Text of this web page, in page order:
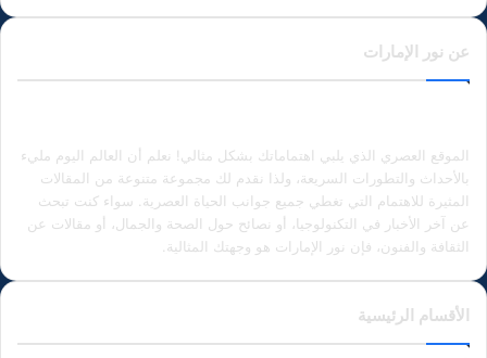
عن نور الإمارات
الموقع العصري الذي يلبي اهتماماتك بشكل مثالي! نعلم أن العالم اليوم مليء
بالأحداث والتطورات السريعة، ولذا نقدم لك مجموعة متنوعة من المقالات
المثيرة للاهتمام التي تغطي جميع جوانب الحياة العصرية. سواء كنت تبحث
عن آخر الأخبار في التكنولوجيا، أو نصائح حول الصحة والجمال، أو مقالات عن
الثقافة والفنون، فإن نور الإمارات هو وجهتك المثالية.
الأقسام الرئيسية